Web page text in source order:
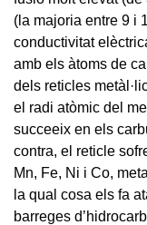
(la majoria entre 9 i
conductivitat
amb els àtoms de
dels reticles
el radi atòmic del
succeeix en els
contra, el reticle
Mn, Fe, Ni i Co,
la qual cosa els fa
barreges